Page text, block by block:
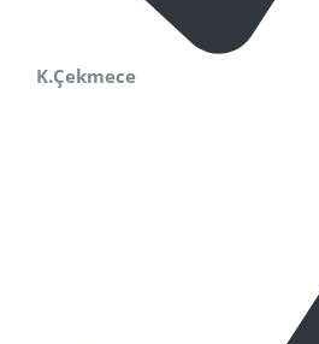
K.Çekmece